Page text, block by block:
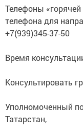
Телефоны
телефона для
+7(939)345-37-50
Время
Консультировать
Уполномоченный
Татарстан,